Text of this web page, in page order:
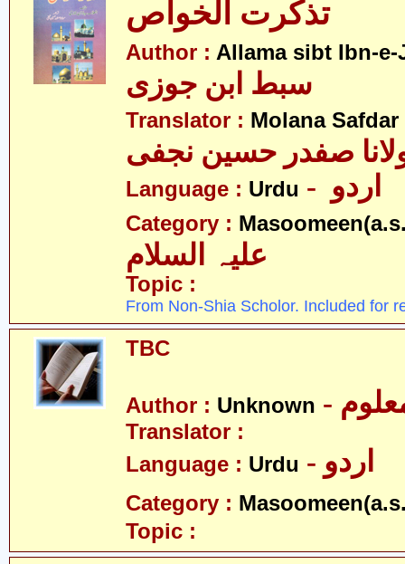
تذکرت الخواص
Author : Allama sibt Ibn-e-
سبط ابن جوزی
Translator : Molana
صفدر حسین نجفی
Language : Urdu
Category :
Topic :
From Non-Shia Scholor. Included for
TBC
Author : Unknown معلوم
Translator :
Language : Urdu - اردو
Category :
Topic :